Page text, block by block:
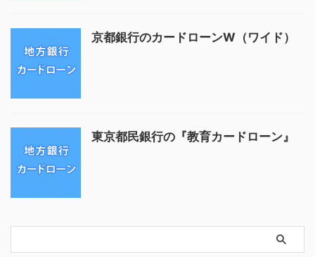
京都銀行のカードローンW（ワイド）
東京都民銀行の『教育カードローン』